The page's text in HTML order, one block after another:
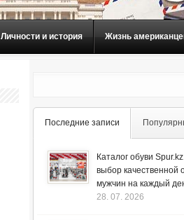
Личности и история Жизнь
Последние записи
Каталог обуви
выбор качественной
мужчин на каждый
28. 07. 2026